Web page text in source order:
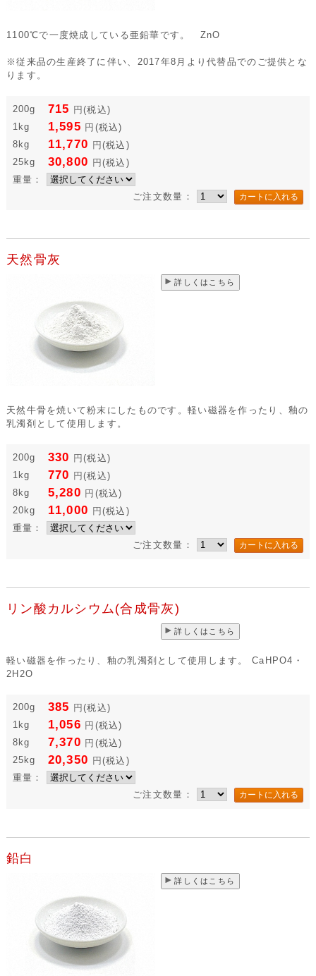
1100℃で一度焼成している亜鉛華です。 ZnO
※従来品の生産終了に伴い、2017年8月より代替品でのご提供とな
ります。
200g 715 円 (税込)
1kg
1,595 円 (税込)
8kg
11,770 円 (税込)
25kg
30,800 円 (税込)
重量：
ご注文数量：
天然骨灰
詳しくはこちら
天然牛骨を焼いて粉末にしたものです。軽い磁器を作ったり、釉の
乳濁剤として使用します。
200g 330 円 (税込)
1kg
770 円 (税込)
8kg
5,280 円 (税込)
20kg
11,000 円 (税込)
重量：
ご注文数量：
リン酸カルシウム(合成骨灰)
詳しくはこちら
軽い磁器を作ったり、釉の乳濁剤として使用します。 CaHPO4・
2H2O
200g 385 円 (税込)
1kg
1,056 円 (税込)
8kg
7,370 円 (税込)
25kg
20,350 円 (税込)
重量：
ご注文数量：
鉛白
詳しくはこちら